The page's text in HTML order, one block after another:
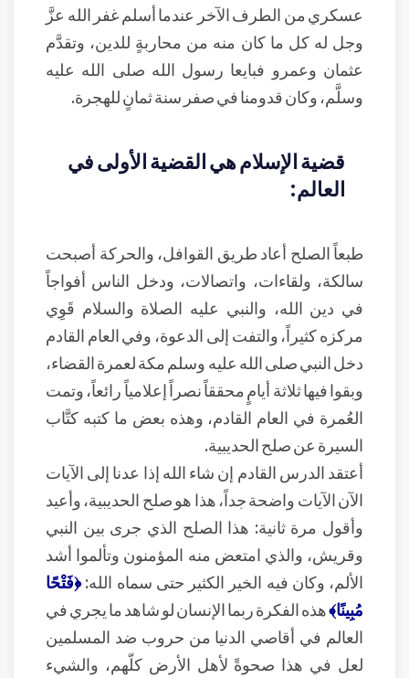
عسكري من الطرف الآخر عندما أسلم غفر الله عزَّ
وجل له كل ما كان منه من محاربةٍ للدين، وتقدَّم
عثمان وعمرو فبايعا رسول الله صلى الله عليه
وسلَّم، وكان قدومنا في صفر سنة ثمانٍ للهجرة.
قضية الإسلام هي القضية الأولى في
العالم:
طبعاً الصلح أعاد طريق القوافل، والحركة أصبحت
سالكة، ولقاءات، واتصالات، ودخل الناس أفواجاً
في دين الله، والنبي عليه الصلاة والسلام قَوِي
مركزه كثيراً، والتفت إلى الدعوة، وفي العام القادم
دخل النبي صلى الله عليه وسلم مكة لعمرة القضاء،
وبقوا فيها ثلاثة أيامٍ محققاً نصراً إعلامياً رائعاً، وتمت
العُمرة في العام القادم، وهذه بعض ما كتبه كتَّاب
السيرة عن صلح الحديبية.
أعتقد الدرس القادم إن شاء الله إذا عدنا إلى الآيات
الآن الآيات واضحة جداً، هذا هو صلح الحديبية، وأعيد
وأقول مرة ثانية: هذا الصلح الذي جرى بين النبي
وقريش، والذي امتعض منه المؤمنون وتألموا أشد
الألم، وكان فيه الخير الكثير حتى سماه الله:﴿فَتْحًا
مُبِينًا﴾هذه الفكرة ربما الإنسان لو شاهد ما يجري في
العالم في أقاصي الدنيا من حروب ضد المسلمين
لعل في هذا صحوةً لأهل الأرض كلّهم، والشيء